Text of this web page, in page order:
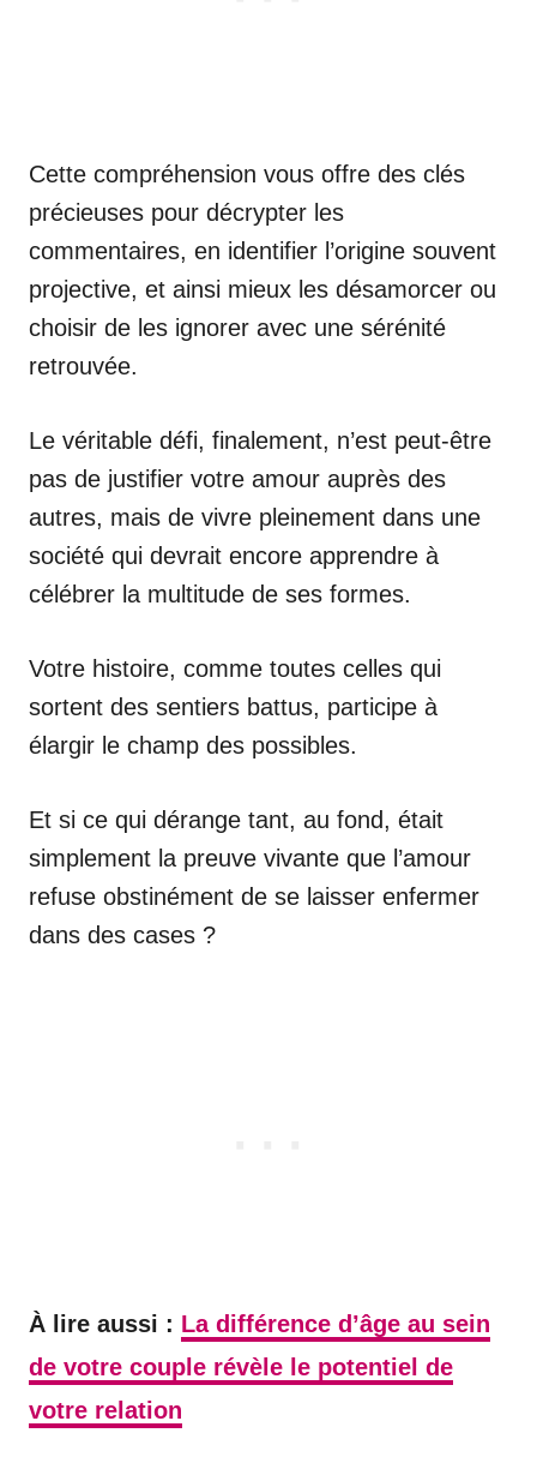
Cette compréhension vous offre des clés
précieuses pour décrypter les
commentaires, en identifier l’origine souvent
projective, et ainsi mieux les désamorcer ou
choisir de les ignorer avec une sérénité
retrouvée.
Le véritable défi, finalement, n’est peut-être
pas de justifier votre amour auprès des
autres, mais de vivre pleinement dans une
société qui devrait encore apprendre à
célébrer la multitude de ses formes.
Votre histoire, comme toutes celles qui
sortent des sentiers battus, participe à
élargir le champ des possibles.
Et si ce qui dérange tant, au fond, était
simplement la preuve vivante que l’amour
refuse obstinément de se laisser enfermer
dans des cases ?
À lire aussi : La différence d’âge au sein
de votre couple révèle le potentiel de
votre relation